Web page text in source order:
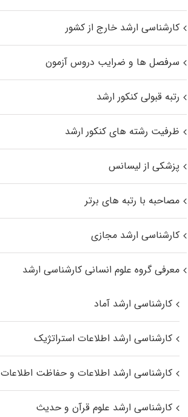
کارشناسی ارشد خارج از کشور
سرفصل ها و ضرایب دروس آزمون
رتبه قبولی کنکور ارشد
ظرفیت رشته های کنکور ارشد
پزشکی از لیسانس
مصاحبه با رتبه های برتر
کارشناسی ارشد مجازی
معرفی گروه علوم انسانی کارشناسی ارشد
کارشناسی ارشد آماد
کارشناسی ارشد اطلاعات استراتژیک
کارشناسی ارشد اطلاعات و حفاظت اطلاعات
کارشناسی ارشد علوم قرآن و حدیث